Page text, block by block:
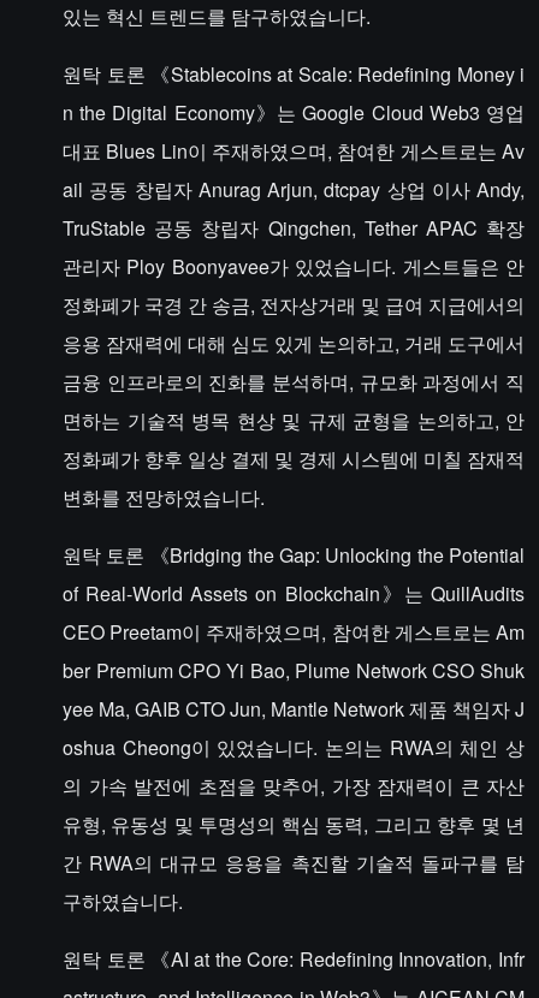
있는 혁신 트렌드를 탐구하였습니다.
원탁 토론 《Stablecoins at Scale: Redefining Money i
n the Digital Economy》는 Google Cloud Web3 영업
대표 Blues Lin이 주재하였으며, 참여한 게스트로는 Av
ail 공동 창립자 Anurag Arjun, dtcpay 상업 이사 Andy,
TruStable 공동 창립자 Qingchen, Tether APAC 확장
관리자 Ploy Boonyavee가 있었습니다. 게스트들은 안
정화폐가 국경 간 송금, 전자상거래 및 급여 지급에서의
응용 잠재력에 대해 심도 있게 논의하고, 거래 도구에서
금융 인프라로의 진화를 분석하며, 규모화 과정에서 직
면하는 기술적 병목 현상 및 규제 균형을 논의하고, 안
정화폐가 향후 일상 결제 및 경제 시스템에 미칠 잠재적
변화를 전망하였습니다.
원탁 토론 《Bridging the Gap: Unlocking the Potential
of Real-World Assets on Blockchain》는 QuillAudits
CEO Preetam이 주재하였으며, 참여한 게스트로는 Am
ber Premium CPO Yi Bao, Plume Network CSO Shuk
yee Ma, GAIB CTO Jun, Mantle Network 제품 책임자 J
oshua Cheong이 있었습니다. 논의는 RWA의 체인 상
의 가속 발전에 초점을 맞추어, 가장 잠재력이 큰 자산
유형, 유동성 및 투명성의 핵심 동력, 그리고 향후 몇 년
간 RWA의 대규모 응용을 촉진할 기술적 돌파구를 탐
구하였습니다.
원탁 토론 《AI at the Core: Redefining Innovation, Infr